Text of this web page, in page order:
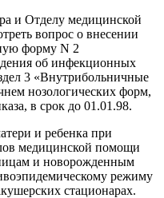
и Отделу медицинской
вопрос о внесении
форму N 2
об инфекционных
3 «Внутрибольничные
нозологических форм,
в срок до 01.01.98.
и ребенка при
медицинской помощи
и новорожденным
режиму
стационарах.